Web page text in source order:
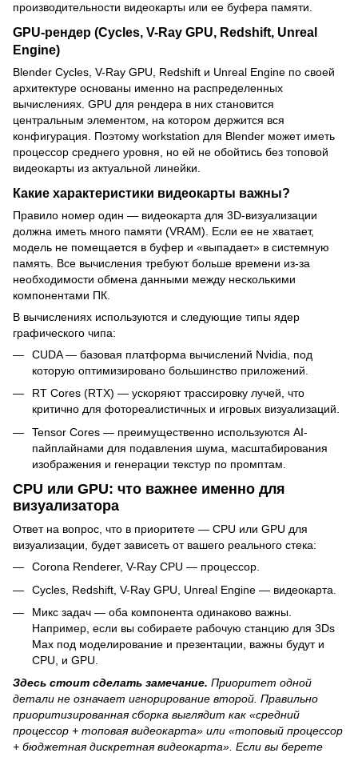
производительности видеокарты или ее буфера памяти.
GPU-рендер (Cycles, V-Ray GPU, Redshift, Unreal
Engine)
Blender Cycles, V-Ray GPU, Redshift и Unreal Engine по своей
архитектуре основаны именно на распределенных
вычислениях. GPU для рендера в них становится
центральным элементом, на котором держится вся
конфигурация. Поэтому workstation для Blender может иметь
процессор среднего уровня, но ей не обойтись без топовой
видеокарты из актуальной линейки.
Какие характеристики видеокарты важны?
Правило номер один — видеокарта для 3D-визуализации
должна иметь много памяти (VRAM). Если ее не хватает,
модель не помещается в буфер и «выпадает» в системную
память. Все вычисления требуют больше времени из-за
необходимости обмена данными между несколькими
компонентами ПК.
В вычислениях используются и следующие типы ядер
графического чипа:
CUDA — базовая платформа вычислений Nvidia, под
которую оптимизировано большинство приложений.
RT Cores (RTX) — ускоряют трассировку лучей, что
критично для фотореалистичных и игровых визуализаций.
Tensor Cores — преимущественно используются AI-
пайплайнами для подавления шума, масштабирования
изображения и генерации текстур по промптам.
CPU или GPU: что важнее именно для
визуализатора
Ответ на вопрос, что в приоритете — CPU или GPU для
визуализации, будет зависеть от вашего реального стека:
Corona Renderer, V-Ray CPU — процессор.
Cycles, Redshift, V-Ray GPU, Unreal Engine — видеокарта.
Микс задач — оба компонента одинаково важны.
Например, если вы собираете рабочую станцию для 3Ds
Max под моделирование и презентации, важны будут и
CPU, и GPU.
Здесь стоит сделать замечание. Приоритет одной
детали не означает игнорирование второй. Правильно
приоритизированная сборка выглядит как «средний
процессор + топовая видеокарта» или «топовый процессор
+ бюджетная дискретная видеокарта». Если вы берете